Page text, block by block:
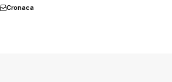
Cronaca